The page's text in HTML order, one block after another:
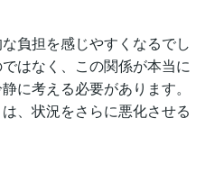
負担を感じやすくなるでし
はなく、この関係が本当に
に考える必要があります。
、状況をさらに悪化させる